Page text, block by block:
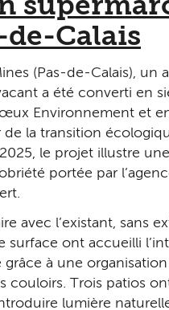
de-Calais
(Pas-de-Calais), un
a été converti en
Environnement et
la transition
le projet illustre une
portée par
avec l’existant, sans
surface ont accueilli
à une organisation
couloirs. Trois patios
lumière